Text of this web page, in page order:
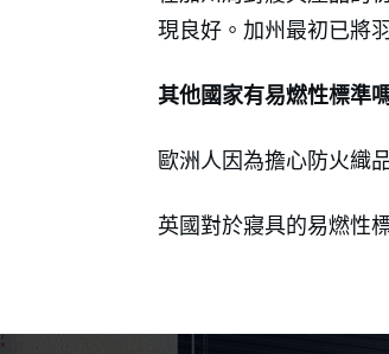
現良好。加州最初已將
其他國家有易燃性標準
歐洲人因為擔心防火織
英國對於寢具的易燃性